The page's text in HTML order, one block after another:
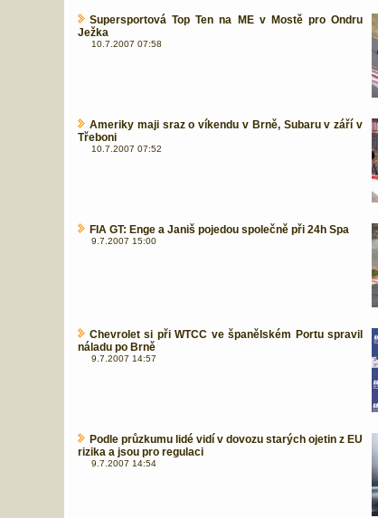
Supersportová Top Ten na ME v Mostě pro Ondru
Ježka
10.7.2007 07:58
Ameriky maji sraz o víkendu v Brně, Subaru v září v
Třeboni
10.7.2007 07:52
FIA GT: Enge a Janiš pojedou společně při 24h Spa
9.7.2007 15:00
Chevrolet si při WTCC ve španělském Portu spravil
náladu po Brně
9.7.2007 14:57
Podle průzkumu lidé vidí v dovozu starých ojetin z EU
rizika a jsou pro regulaci
9.7.2007 14:54